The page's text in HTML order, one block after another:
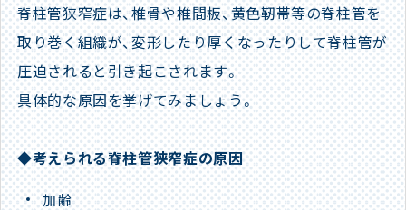
脊柱管狭窄症は、椎骨や椎間板、黄色靭帯等の脊柱管を
取り巻く組織が、変形したり厚くなったりして脊柱管が
圧迫されると引き起こされます。
具体的な原因を挙げてみましょう。
◆考えられる脊柱管狭窄症の原因
加齢